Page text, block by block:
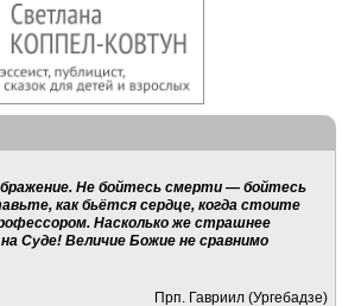
Не бойтесь смерти — бойтесь
как бьётся сердце, когда стоите
Насколько же страшнее
Суде! Величие Божие не сравнимо
Прп. Гавриил (Ургебадзе)